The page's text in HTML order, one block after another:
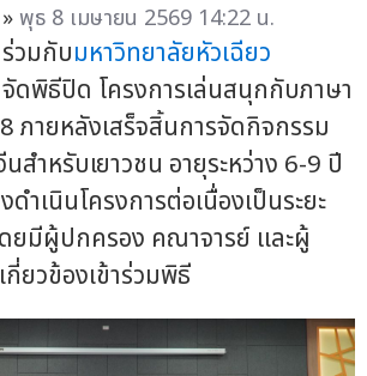
»พุธ 8 เมษายน 2569 14:22 น.
วมกับมหาวิทยาลัยหัวเฉียว
จัดพิธีปิด โครงการเล่นสนุกกับภาษา
ภายหลังเสร็จสิ้นการจัดกิจกรรม
สำหรับเยาวชน อายุระหว่าง 6-9 ปี
ำเนินโครงการต่อเนื่องเป็นระยะ
ดยมีผู้ปกครอง คณาจารย์ และผู้
ยวข้องเข้าร่วมพิธี